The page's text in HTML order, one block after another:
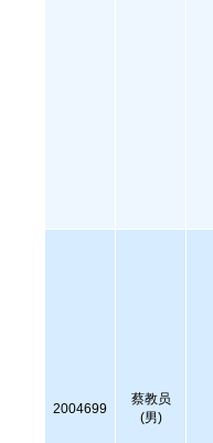
2004699
蔡教员
(男)